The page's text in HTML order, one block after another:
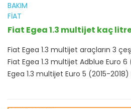
BAKIM
FIAT
Fiat Egea 1.3 multijet kaç
Fiat Egea 1.3 multijet araçların 3
Fiat Egea 1.3 multijet Adblue Euro
Egea 1.3 multijet Euro 5 (2015-2018)